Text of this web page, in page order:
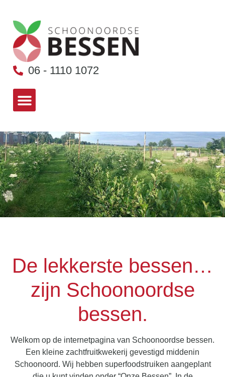
06 - 1110 1072
De lekkerste bessen…
zijn Schoonoordse
bessen.
Welkom op de internetpagina van Schoonoordse bessen.
Een kleine zachtfruitkwekerij gevestigd middenin
Schoonoord. Wij hebben superfoodstruiken aangeplant